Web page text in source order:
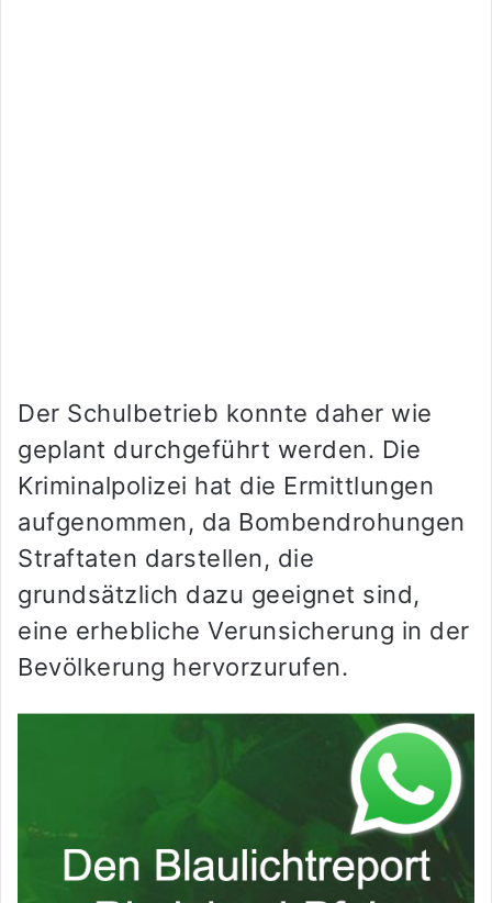
Der Schulbetrieb konnte daher wie
geplant durchgeführt werden. Die
Kriminalpolizei hat die Ermittlungen
aufgenommen, da Bombendrohungen
Straftaten darstellen, die
grundsätzlich dazu geeignet sind,
eine erhebliche Verunsicherung in der
Bevölkerung hervorzurufen.